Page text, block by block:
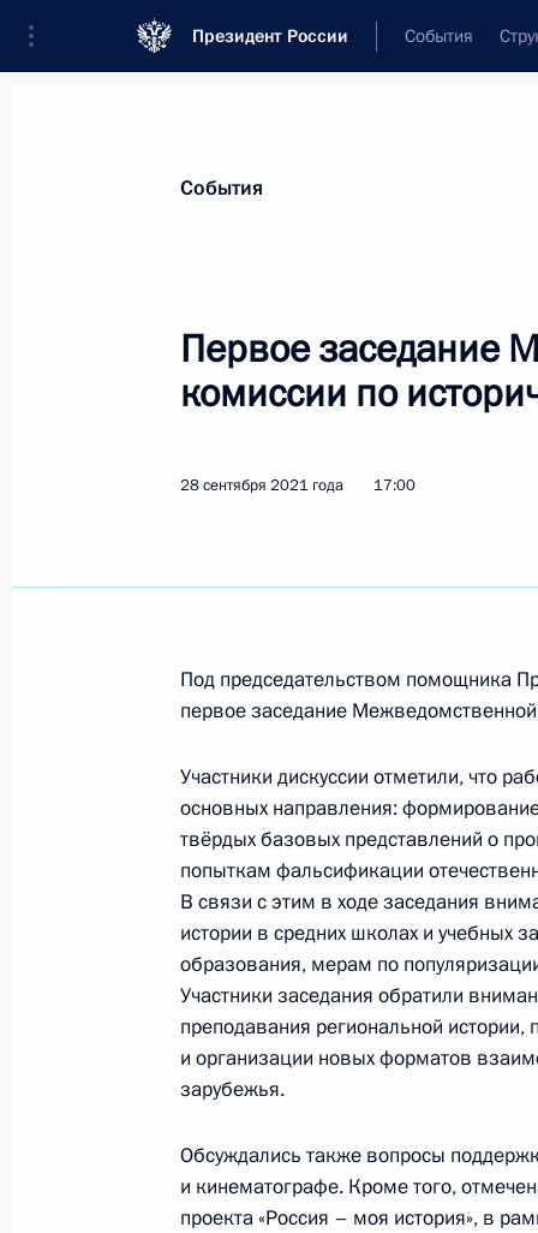
Президент России События
по историческому
Рабочая поездка Владимира
2 июля 2021 года, 17:00
Церемония открытия
Волоколамскому и
16 мая 2021 года, 17:30
В Тверской области
экспедиция «Ржев.
События
Первое заседание
комиссии по
28 сентября 2021 года 17:00
Под председательством помощника
первое заседание
Участники дискуссии отметили, что
основных направления:
твёрдых базовых представлений о
попыткам фальсификации
В связи с этим в ходе заседания
истории в средних школах и учебных
образования, мерам по
Участники заседания обратили
преподавания региональной
и организации новых форматов
зарубежья.
Обсуждались также вопросы
и кинематографе. Кроме того,
проекта «Россия – моя история», в